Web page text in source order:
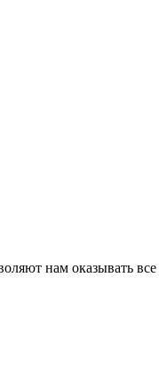
нам оказывать все